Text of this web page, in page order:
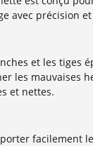
avec précision
et les tiges
les mauvaises
et nettes.
facilement